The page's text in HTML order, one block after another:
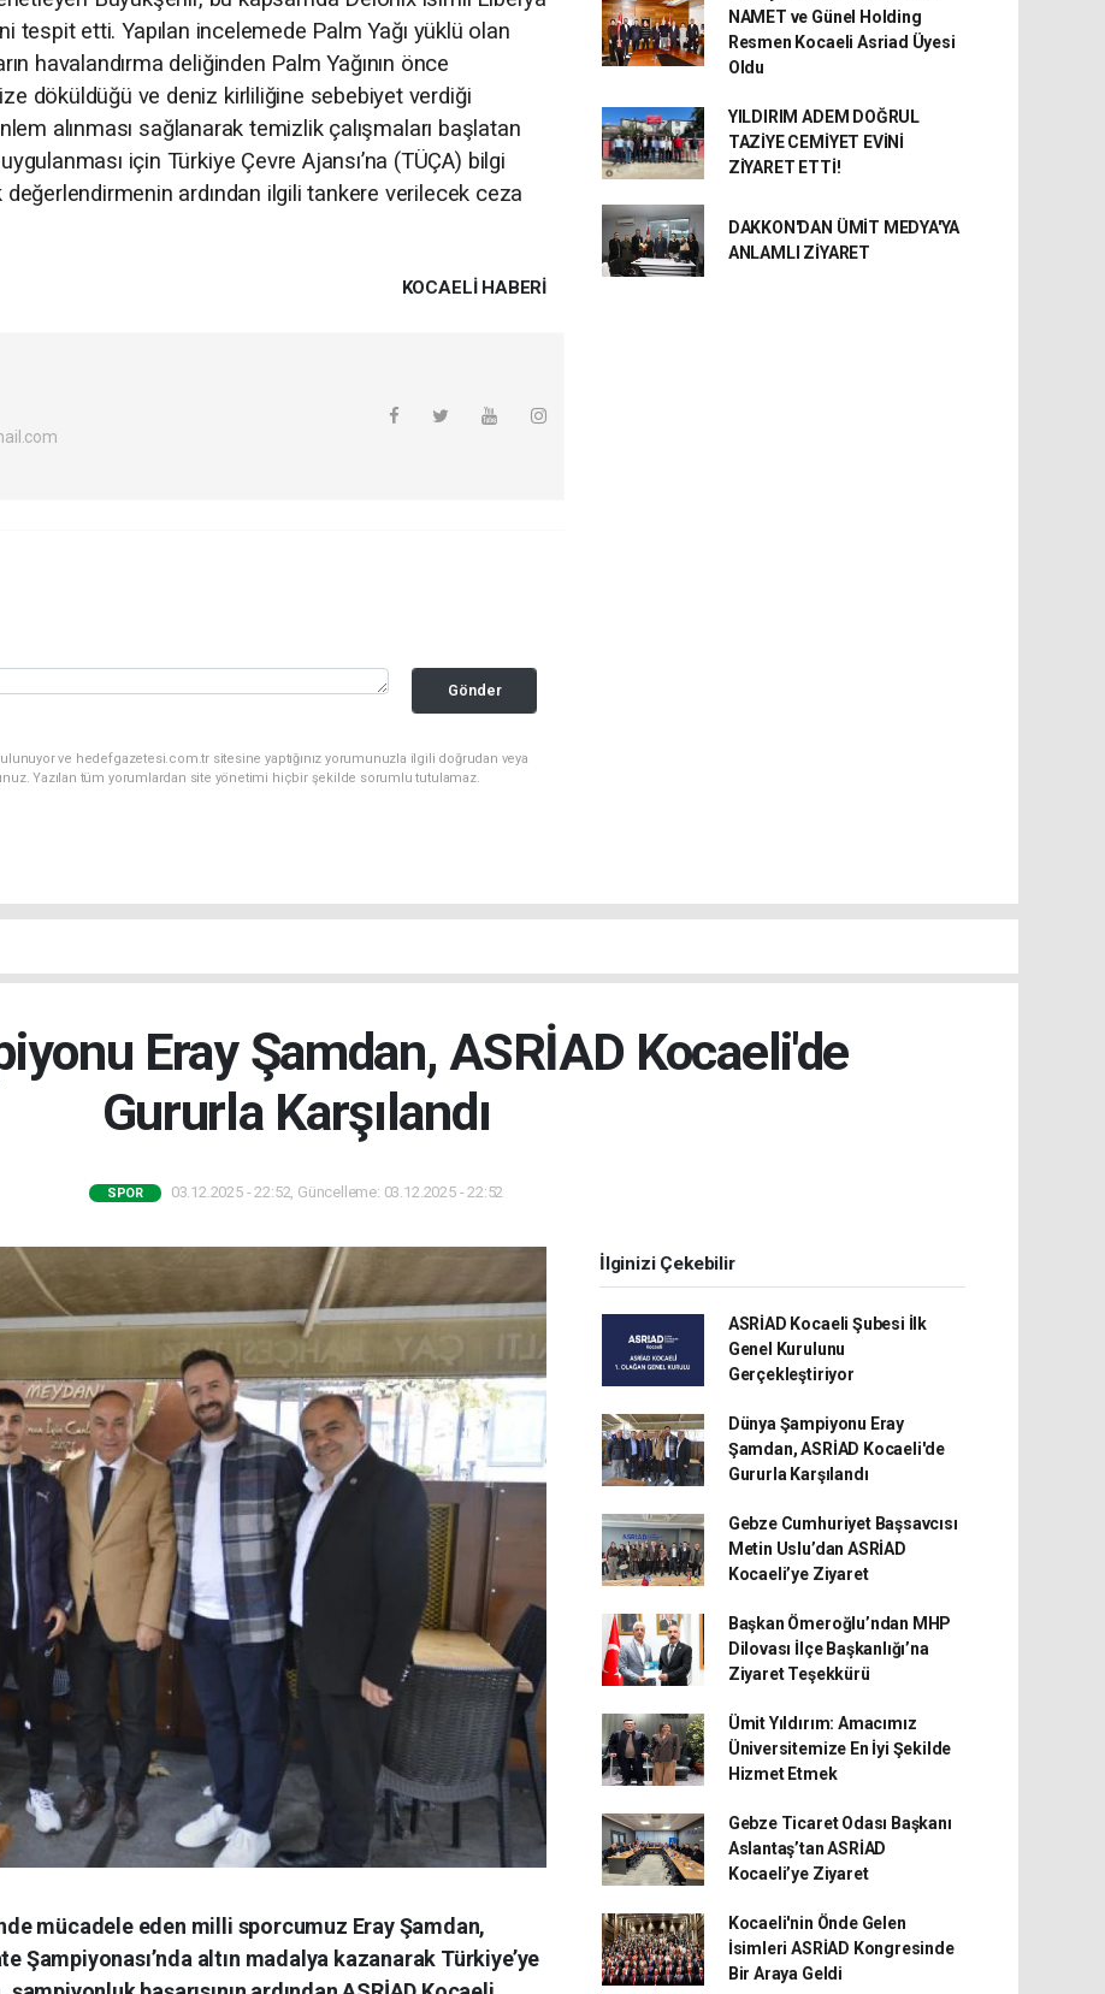
tespit etti. Yapılan incelemede Palm Yağı yüklü olan
havalandırma deliğinden Palm Yağının önce
döküldüğü ve deniz kirliliğine sebebiyet verdiği
alınması sağlanarak temizlik çalışmaları başlatan
için Türkiye Çevre Ajansı’na (TÜÇA) bilgi
değerlendirmenin ardından ilgili tankere verilecek ceza
KOCAELI HABERİ
Gönder
ve hedefgazetesi.com.tr sitesine yaptığınız yorumunuzla ilgili doğrudan veya
Yazılan tüm yorumlardan site yönetimi hiçbir şekilde sorumlu tutulamaz.
NAMET ve Günel Holding
Resmen Kocaeli Asriad Üyesi
Oldu
YILDIRIM ADEM DOĞRUL
TAZİYE CEMİYET EVİNİ
ZİYARET ETTİ!
DAKKON'DAN ÜMİT MEDYA'YA
ANLAMLI ZİYARET
Eray Şamdan, ASRİAD Kocaeli'de
Gururla Karşılandı
SPOR 03.12.2025 - 22:52, Güncelleme: 03.12.2025 - 22:52
mücadele eden milli sporcumuz Eray Şamdan,
Şampiyonası’nda altın madalya kazanarak Türkiye’ye
İlginizi Çekebilir
ASRİAD Kocaeli Şubesi İlk
Genel Kurulunu
Gerçekleştiriyor
Dünya Şampiyonu Eray
Şamdan, ASRİAD Kocaeli'de
Gururla Karşılandı
Gebze Cumhuriyet Başsavcısı
Metin Uslu’dan ASRİAD
Kocaeli’ye Ziyaret
Başkan Ömeroğlu’ndan MHP
Dilovası İlçe Başkanlığı’na
Ziyaret Teşekkürü
Ümit Yıldırım: Amacımız
Üniversitemize En İyi Şekilde
Hizmet Etmek
Gebze Ticaret Odası Başkanı
Aslantaş’tan ASRİAD
Kocaeli’ye Ziyaret
Kocaeli'nin Önde Gelen
İsimleri ASRİAD Kongresinde
Bir Araya Geldi